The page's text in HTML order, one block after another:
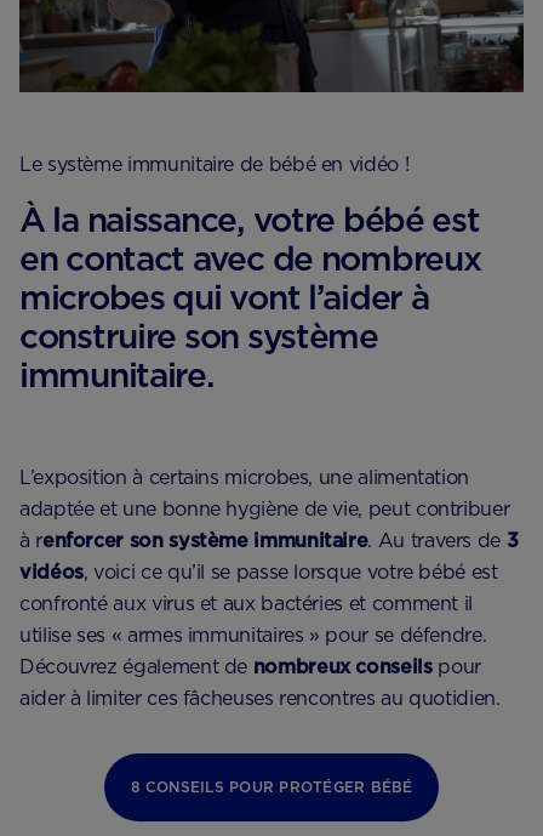
Le système immunitaire de bébé en vidéo !
À la naissance, votre bébé est
en contact avec de nombreux
microbes qui vont l’aider à
construire son système
immunitaire.
L’exposition à certains microbes, une alimentation
adaptée et une bonne hygiène de vie, peut contribuer
à renforcer son système immunitaire. Au travers de 3
vidéos, voici ce qu’il se passe lorsque votre bébé est
confronté aux virus et aux bactéries et comment il
utilise ses « armes immunitaires » pour se défendre.
Découvrez également de nombreux conseilspour
aider à limiter ces fâcheuses rencontres au quotidien.
8 CONSEILS POUR PROTÉGER BÉBÉ